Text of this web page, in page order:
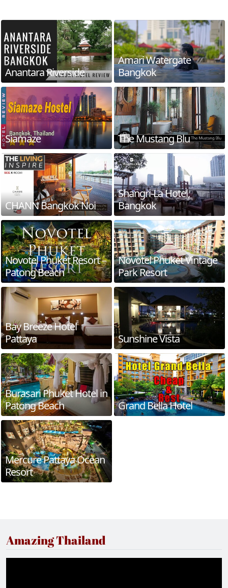
Anantara Riverside
Amari Watergate
Bangkok
Siamaze The Mustang Blu
CHANN Bangkok Noi
Shangri-La Hotel,
Bangkok
Novotel Phuket Resort –
Patong Beach
Novotel Phuket Vintage
Park Resort
Bay Breeze Hotel
Pattaya
Sunshine Vista
Burasari Phuket Hotel in
Patong Beach
Grand Bella Hotel
Mercure Pattaya Ocean
Resort
Amazing Thailand